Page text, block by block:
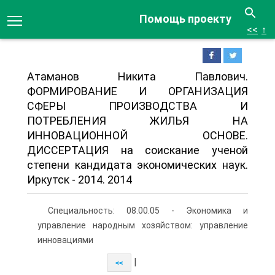
Помощь проекту
<< ↑
Атаманов Никита Павлович.
ФОРМИРОВАНИЕ И ОРГАНИЗАЦИЯ
СФЕРЫ ПРОИЗВОДСТВА И
ПОТРЕБЛЕНИЯ ЖИЛЬЯ НА
ИННОВАЦИОННОЙ ОСНОВЕ.
ДИССЕРТАЦИЯ на соискание ученой
степени кандидата экономических наук.
Иркутск - 2014. 2014
Специальность: 08.00.05 - Экономика и
управление народным хозяйством: управление
инновациями
<<